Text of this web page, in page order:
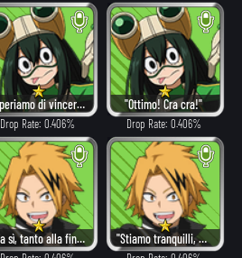
"Speriamo di vincere."
Drop Rate: 0.406%
"Ottimo! Cra cra!"
Drop Rate: 0.406%
"Ma sì, tanto alla fine ce la caviamo!" "Stiamo tranquilli, ok? Tranquilli!"